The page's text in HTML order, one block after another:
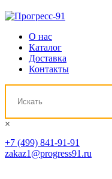
О нас
Каталог
Доставка
Контакты
×
+7 (499) 841-91-91
zakaz1@progress91.ru